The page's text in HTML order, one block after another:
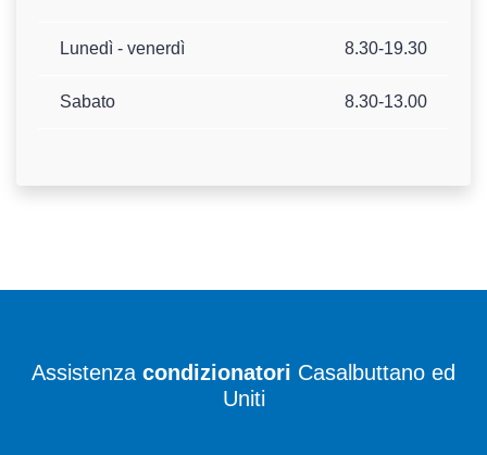
Lunedì - venerdì 8.30-19.30
Sabato 8.30-13.00
Assistenza condizionatori Casalbuttano ed
Uniti